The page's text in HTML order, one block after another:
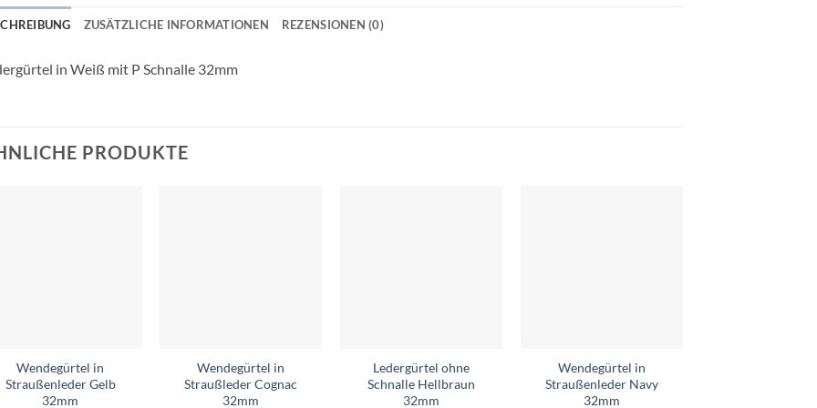
ZUSÄTZLICHE INFORMATIONEN REZENSIONEN (0)
in Weiß mit P Schnalle 32mm
PRODUKTE
Wendegürtel in
Straußenleder Gelb
32mm
Wendegürtel in
Straußleder Cognac
32mm
Ledergürtel ohne
Schnalle Hellbraun
32mm
Wendegürtel in
Straußenleder Navy
32mm